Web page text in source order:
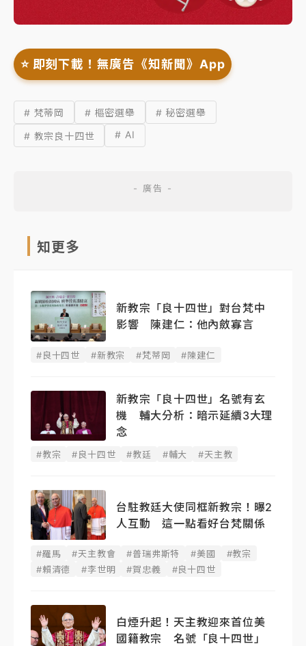
⭐️ 即刻下載！無廣告《知新聞》App
# 梵蒂岡 # 樞密選舉
# 秘密選舉
# 教宗良十四世
# AI
知更多
新教宗「良十四世」對台梵中
影響 陳建仁：他內斂寡言
#良十四世 #新教宗 #梵蒂岡 #陳建仁
新教宗「良十四世」名號有玄
機 輔大分析：暗示延續3大理
念
#教宗 #良十四世 #教廷 #輔大 #天主教
台駐教廷大使同框新教宗！曝2
人互動 這一點看好台梵關係
#羅馬 #天主教會 #普瑞弗斯特 #美國
#教宗
#賴清德
#李世明 #賀忠義 #良十四世
白煙升起！天主教迎來首位美
國籍教宗 名號「良十四世」